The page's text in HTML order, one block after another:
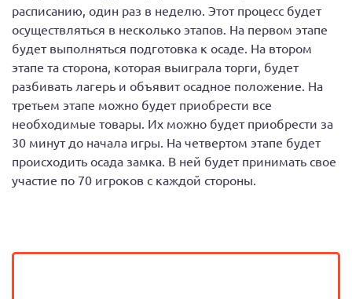
расписанию, один раз в неделю. Этот процесс будет
осуществляться в несколько этапов. На первом этапе
будет выполняться подготовка к осаде. На втором
этапе та сторона, которая выиграла торги, будет
разбивать лагерь и объявит осадное положение. На
третьем этапе можно будет приобрести все
необходимые товары. Их можно будет приобрести за
30 минут до начала игры. На четвертом этапе будет
происходить осада замка. В ней будет принимать свое
участие по 70 игроков с каждой стороны.